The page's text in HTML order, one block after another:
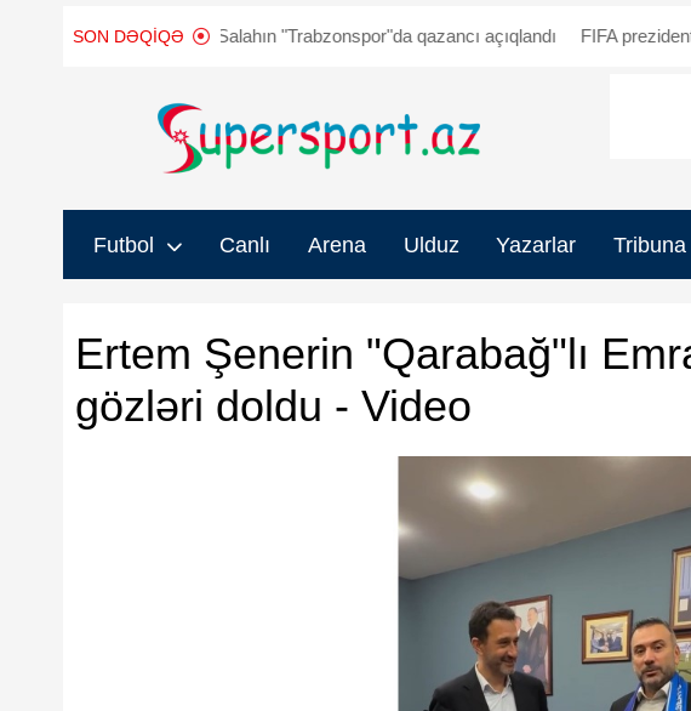
SON DƏQIQƏ
Muhamməd Salahın "Trabzonspor"da qazancı açıqlandı FIFA prezidenti Canni
Futbol Canlı Arena Ulduz Yazarlar Tribuna
Ertem Şenerin "Qarabağ"lı
gözləri doldu - Video